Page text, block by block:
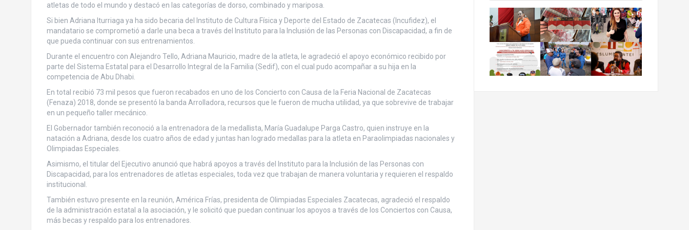
atletas de todo el mundo y destacó en las categorías de dorso, combinado y mariposa.
Si bien Adriana Iturriaga ya ha sido becaria del Instituto de Cultura Física y Deporte del Estado de Zacatecas (Incufidez), el
mandatario se comprometió a darle una beca a través del Instituto para la Inclusión de las Personas con Discapacidad, a fin de
que pueda continuar con sus entrenamientos.
Durante el encuentro con Alejandro Tello, Adriana Mauricio, madre de la atleta, le agradeció el apoyo económico recibido por
parte del Sistema Estatal para el Desarrollo Integral de la Familia (Sedif), con el cual pudo acompañar a su hija en la
competencia de Abu Dhabi.
En total recibió 73 mil pesos que fueron recabados en uno de los Concierto con Causa de la Feria Nacional de Zacatecas
(Fenaza) 2018, donde se presentó la banda Arrolladora, recursos que le fueron de mucha utilidad, ya que sobrevive de trabajar
en un pequeño taller mecánico.
El Gobernador también reconoció a la entrenadora de la medallista, María Guadalupe Parga Castro, quien instruye en la
natación a Adriana, desde los cuatro años de edad y juntas han logrado medallas para la atleta en Paraolimpiadas nacionales y
Olimpiadas Especiales.
Asimismo, el titular del Ejecutivo anunció que habrá apoyos a través del Instituto para la Inclusión de las Personas con
Discapacidad, para los entrenadores de atletas especiales, toda vez que trabajan de manera voluntaria y requieren el respaldo
institucional.
También estuvo presente en la reunión, América Frías, presidenta de Olimpiadas Especiales Zacatecas, agradeció el respaldo
de la administración estatal a la asociación, y le solicitó que puedan continuar los apoyos a través de los Conciertos con Causa,
más becas y respaldo para los entrenadores.